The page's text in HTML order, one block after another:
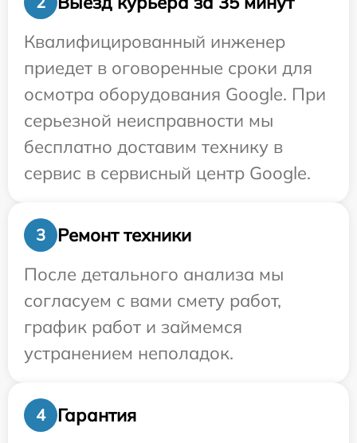
Квалифицированный инженер
приедет в оговоренные сроки для
осмотра оборудования Google. При
серьезной неисправности мы
бесплатно доставим технику в
сервис в сервисный центр Google.
3
Ремонт техники
После детального анализа мы
согласуем с вами смету работ,
график работ и займемся
устранением неполадок.
4 Гарантия